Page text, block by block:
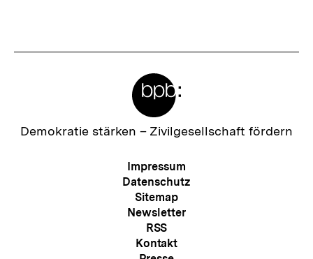
a
Zur
Demokratie stärken – Zivilgesellschaft fördern
Meta-
Navigation
Impressum
Datenschutz
Sitemap
Newsletter
RSS
Kontakt